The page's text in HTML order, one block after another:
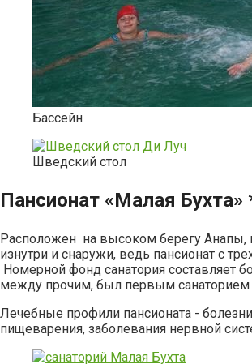
Бассейн
Шведский стол
Пансионат «Малая Бухта»
Расположен на высоком берегу Анапы,
изнутри и снаружи, ведь пансионат с
Номерной фонд санатория составляет
между прочим, был первым санаторием
Лечебные профили пансионата -
пищеварения, заболевания нервной